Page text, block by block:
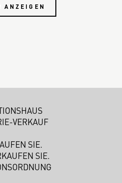
ANZEIGEN
VERKAUF
SIE.
SIE.